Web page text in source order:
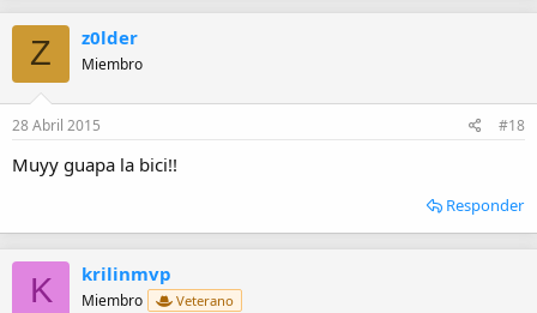
Z z0lder
Miembro
28 Abril 2015 #18
Muyy guapa la bici!!
Responder
K krilinmvp
Miembro Veterano